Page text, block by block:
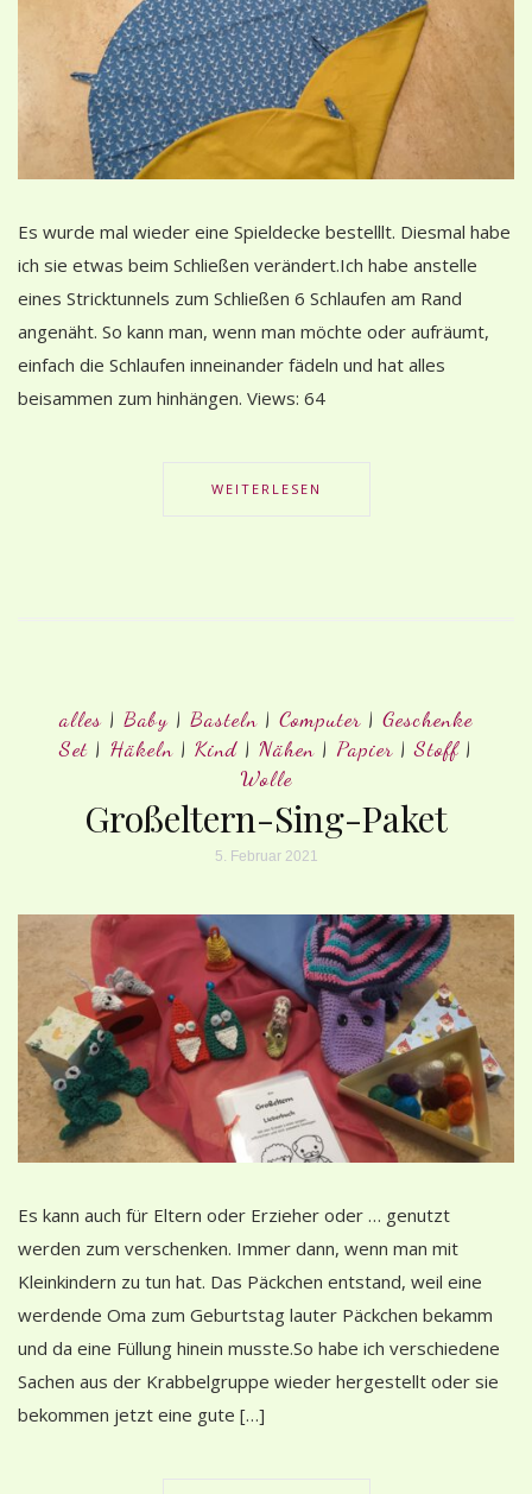
Es wurde mal wieder eine Spieldecke bestelllt. Diesmal habe
ich sie etwas beim Schließen verändert.Ich habe anstelle
eines Stricktunnels zum Schließen 6 Schlaufen am Rand
angenäht. So kann man, wenn man möchte oder aufräumt,
einfach die Schlaufen inneinander fädeln und hat alles
beisammen zum hinhängen. Views: 64
WEITERLESEN
alles | Baby | Basteln | Computer | Geschenke
Set | Häkeln | Kind | Nähen | Papier |Stoff|
Wolle
Großeltern-Sing-Paket
5. Februar 2021
Es kann auch für Eltern oder Erzieher oder … genutzt
werden zum verschenken. Immer dann, wenn man mit
Kleinkindern zu tun hat. Das Päckchen entstand, weil eine
werdende Oma zum Geburtstag lauter Päckchen bekamm
und da eine Füllung hinein musste.So habe ich verschiedene
Sachen aus der Krabbelgruppe wieder hergestellt oder sie
bekommen jetzt eine gute […]